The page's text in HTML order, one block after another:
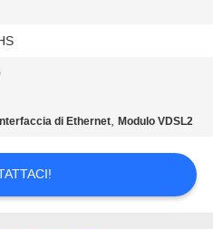
di Ethernet,Modulo VDSL2